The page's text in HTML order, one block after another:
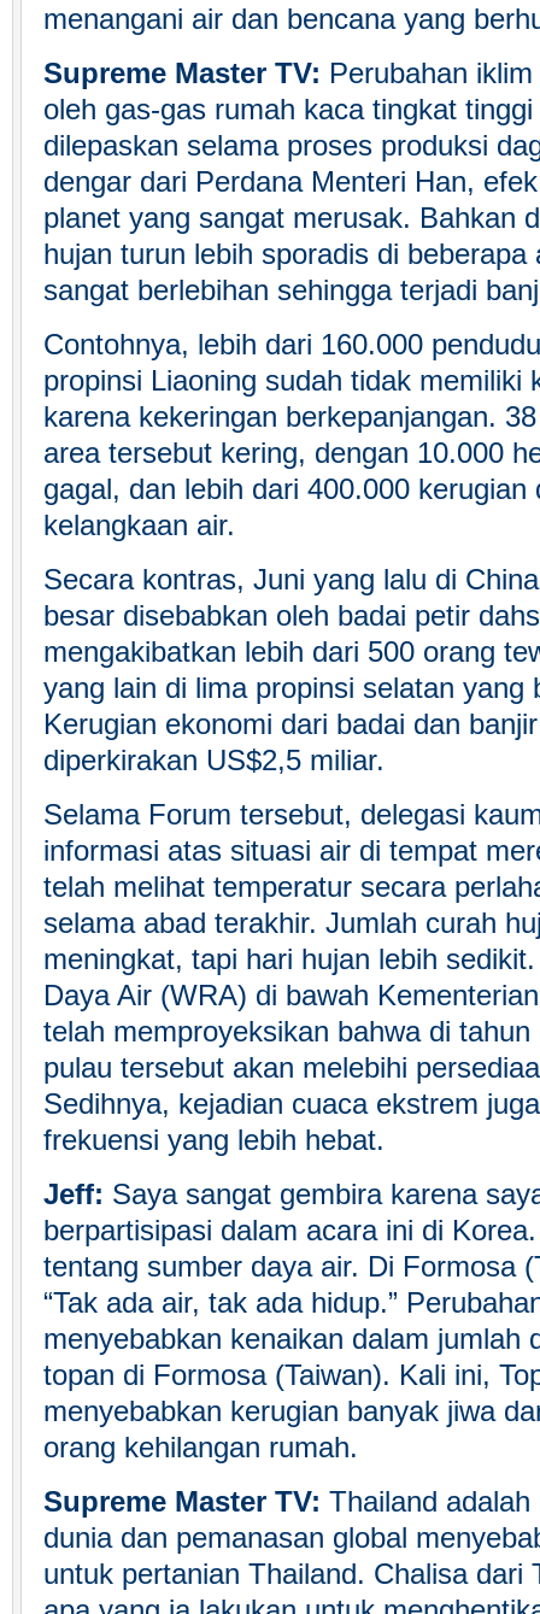
menangani air dan bencana yang
Supreme Master TV: Perubahan
oleh gas-gas rumah kaca tingkat
dilepaskan selama proses produksi
dengar dari Perdana Menteri Han,
planet yang sangat merusak. Bahkan
hujan turun lebih sporadis di beberapa
sangat berlebihan sehingga terjadi
Contohnya, lebih dari 160.000
propinsi Liaoning sudah tidak memiliki
karena kekeringan berkepanjangan.
area tersebut kering, dengan 10.000
gagal, dan lebih dari 400.000 kerugian
kelangkaan air.
Secara kontras, Juni yang lalu di
besar disebabkan oleh badai petir
mengakibatkan lebih dari 500 orang
yang lain di lima propinsi selatan yang
Kerugian ekonomi dari badai dan
diperkirakan US$2,5 miliar.
Selama Forum tersebut, delegasi
informasi atas situasi air di tempat
telah melihat temperatur secara
selama abad terakhir. Jumlah curah
meningkat, tapi hari hujan lebih
Daya Air (WRA) di bawah
telah memproyeksikan bahwa di
pulau tersebut akan melebihi
Sedihnya, kejadian cuaca ekstrem
frekuensi yang lebih hebat.
Jeff: Saya sangat gembira karena
berpartisipasi dalam acara ini di
tentang sumber daya air. Di Formosa
“Tak ada air, tak ada hidup.”
menyebabkan kenaikan dalam jumlah
topan di Formosa (Taiwan). Kali ini,
menyebabkan kerugian banyak jiwa
orang kehilangan rumah.
Supreme Master TV: Thailand
dunia dan pemanasan global
untuk pertanian Thailand. Chalisa dari